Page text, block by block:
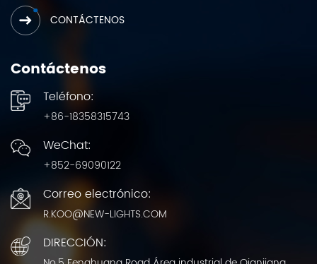
CONTÁCTENOS
Contáctenos
Teléfono:
+86-18358315743
WeChat:
+852-69090122
Correo electrónico:
R.KOO@NEW-LIGHTS.COM
DIRECCIÓN: